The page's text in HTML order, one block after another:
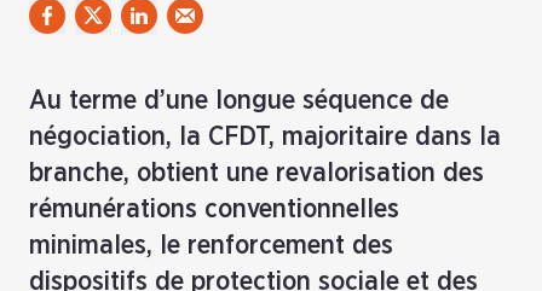
Au terme d’une longue séquence de
négociation, la CFDT, majoritaire dans la
branche, obtient une revalorisation des
rémunérations conventionnelles
minimales, le renforcement des
dispositifs de protection sociale et des